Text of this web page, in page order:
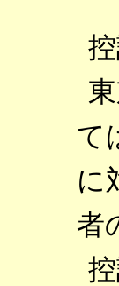
て
に
者